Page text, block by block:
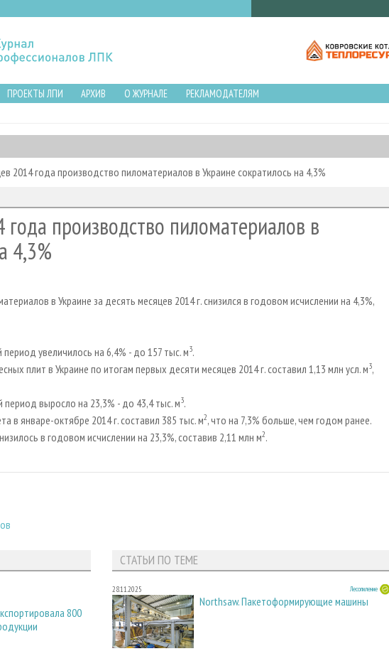
ПРОЕКТЫ ЛПИ АРХИВ О ЖУРНАЛЕ
РЕКЛАМОДАТЕЛЯМ
2014 года производство пиломатериалов в Украине сократилось на 4,3%
года производство пиломатериалов в
4,3%
в Украине за десять месяцев 2014 г. снизился в годовом исчислении на 4,3%,
увеличилось на 6,4% - до 157 тыс. м3.
плит в Украине по итогам первых десяти месяцев 2014 г. составил 1,13 млн усл. м3,
выросло на 23,3% - до 43,4 тыс. м3.
в январе-октябре 2014 г. составил 385 тыс. м2, что на 7,3% больше, чем годом ранее.
в годовом исчислении на 23,3%, составив 2,11 млн м2.
800
СТАТЬИ ПО ТЕМЕ
28.11.2025 Лесопиление
Northsaw. Пакетоформирующие машины